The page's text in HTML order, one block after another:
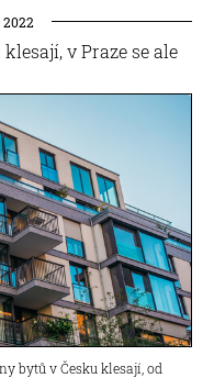
v Praze se ale
bytů v Česku klesají, od